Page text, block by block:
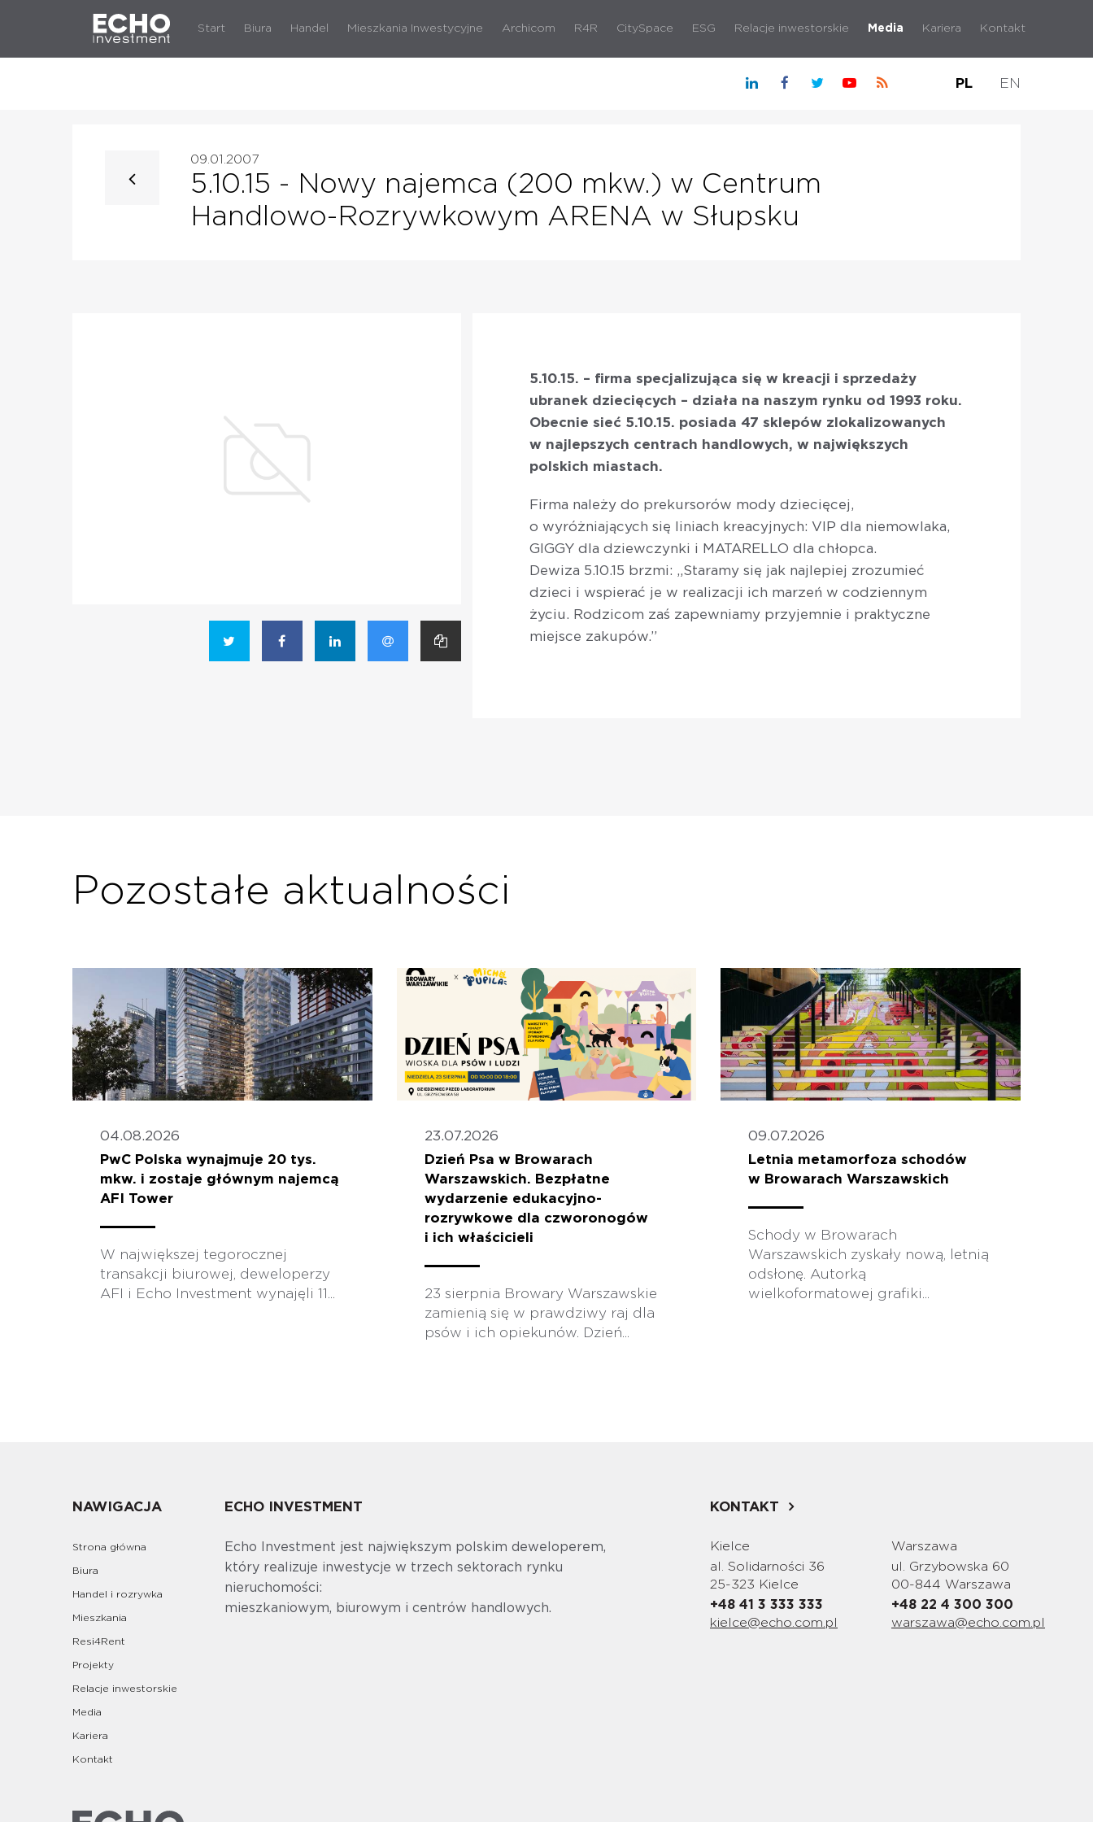
Start Biura Handel Mieszkania Inwestycyjne Archicom R4R CitySpace ESG Relacje inwestorskie Media Kariera Kontakt
PL EN
09.01.2007
5.10.15 - Nowy najemca (200 mkw.) w Centrum
Handlowo-Rozrywkowym ARENA w Słupsku
5.10.15. – firma specjalizująca się w kreacji i sprzedaży
ubranek dziecięcych – działa na naszym rynku od 1993 roku.
Obecnie sieć 5.10.15. posiada 47 sklepów zlokalizowanych
w najlepszych centrach handlowych, w największych
polskich miastach.
Firma należy do prekursorów mody dziecięcej,
o wyróżniających się liniach kreacyjnych: VIP dla niemowlaka,
GIGGY dla dziewczynki i MATARELLO dla chłopca.
Dewiza 5.10.15 brzmi: „Staramy się jak najlepiej zrozumieć
dzieci i wspierać je w realizacji ich marzeń w codziennym
życiu. Rodzicom zaś zapewniamy przyjemnie i praktyczne
miejsce zakupów.”
Pozostałe aktualności
04.08.2026
PwC Polska wynajmuje 20 tys.
mkw. i zostaje głównym najemcą
AFI Tower
W największej tegorocznej
transakcji biurowej, deweloperzy
AFI i Echo Investment wynajęli 11...
23.07.2026
Dzień Psa w Browarach
Warszawskich. Bezpłatne
wydarzenie edukacyjno-
rozrywkowe dla czworonogów
i ich właścicieli
23 sierpnia Browary Warszawskie
zamienią się w prawdziwy raj dla
psów i ich opiekunów. Dzień...
09.07.2026
Letnia metamorfoza schodów
w Browarach Warszawskich
Schody w Browarach
Warszawskich zyskały nową, letnią
odsłonę. Autorką
wielkoformatowej grafiki...
NAWIGACJA
Strona główna
Biura
Handel i rozrywka
Mieszkania
Resi4Rent
Projekty
Relacje inwestorskie
Media
Kariera
Kontakt
ECHO INVESTMENT
Echo Investment jest największym polskim deweloperem,
który realizuje inwestycje w trzech sektorach rynku
nieruchomości:
mieszkaniowym, biurowym i centrów handlowych.
KONTAKT
Kielce
al. Solidarności 36
25-323 Kielce
+48 41 3 333 333
kielce@echo.com.pl
Warszawa
ul. Grzybowska 60
00-844 Warszawa
+48 22 4 300 300
warszawa@echo.com.pl